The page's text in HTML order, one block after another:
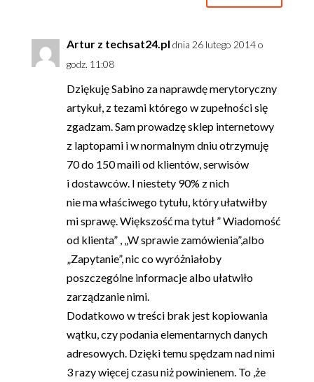
Artur z techsat24.pl dnia 26 lutego 2014 o
godz. 11:08
Dziękuję Sabino za naprawdę merytoryczny
artykuł, z tezami którego w zupełności się
zgadzam. Sam prowadzę sklep internetowy
z laptopami i w normalnym dniu otrzymuję
70 do 150 maili od klientów, serwisów
i dostawców. I niestety 90% z nich
nie ma właściwego tytułu, który ułatwiłby
mi sprawę. Większość ma tytuł ” Wiadomość
od klienta” , „W sprawie zamówienia”,albo
„Zapytanie”, nic co wyróżniałoby
poszczególne informacje albo ułatwiło
zarządzanie nimi.
Dodatkowo w treści brak jest kopiowania
wątku, czy podania elementarnych danych
adresowych. Dzięki temu spędzam nad nimi
3 razy więcej czasu niż powinienem. To ,że